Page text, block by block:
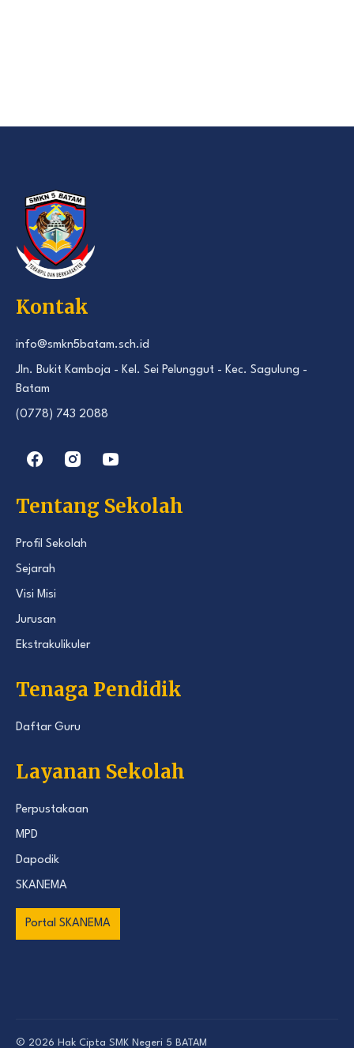
Kontak
info@smkn5batam.sch.id
Jln. Bukit Kamboja - Kel. Sei Pelunggut - Kec. Sagulung -
Batam
(0778) 743 2088
Tentang Sekolah
Profil Sekolah
Sejarah
Visi Misi
Jurusan
Ekstrakulikuler
Tenaga Pendidik
Daftar Guru
Layanan Sekolah
Perpustakaan
MPD
Dapodik
SKANEMA
Portal SKANEMA
© 2026 Hak Cipta SMK Negeri 5 BATAM